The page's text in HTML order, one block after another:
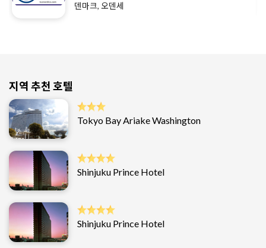
덴마크, 오덴세
지역 추천 호텔
Tokyo Bay Ariake Washington
Shinjuku Prince Hotel
Shinjuku Prince Hotel